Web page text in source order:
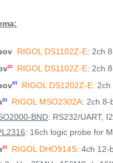
RIGOL DS1102Z-E: 2ch
(2) RIGOL DS1102Z-E: 2ch
(1) RIGOL DS1202Z-E: 2ch
(1) RIGOL MSO2302A: 2ch 8-
BND: RS232/UART,
: 16ch logic probe for
(2) RIGOL DHO914S: 4ch 12-